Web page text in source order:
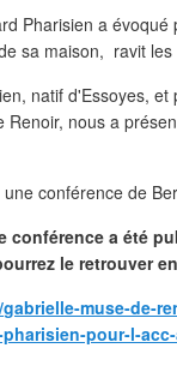
Pharisien a
sa maison, ravit
natif d'Essoyes,
nous a
conférence a été
le retrouver
muse-de-
pour-l-acc-